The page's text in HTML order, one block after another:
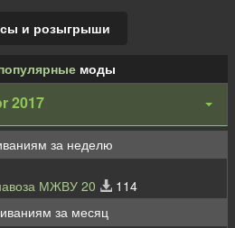
и розыгрыши
моды
2017
за неделю
МЖВУ 20
114
за месяц